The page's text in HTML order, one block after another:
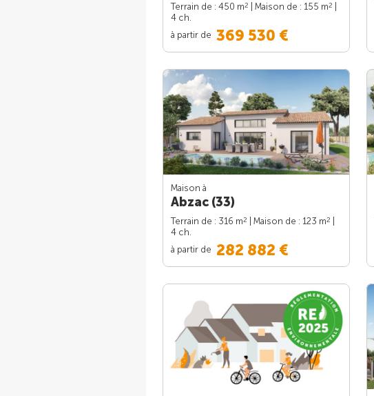
Terrain de : 450 m2 | Maison de : 155 m2
4 ch.
à partir de 369 530 €
Maison à
Abzac (33)
Terrain de : 316 m2 | Maison de : 123 m2
4 ch.
à partir de 282 882 €